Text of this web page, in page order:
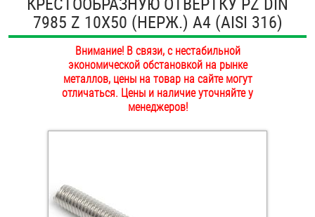
ОПЛАТА И ДОСТАВКА
НАШИ МАГАЗИНЫ
Втулки
Дюбели
Дюймовый крепёж
7985 Z 10Х50 (НЕРЖ.) A4 (AISI 316)
Внимание! В связи, с нестабильной
экономической обстановкой на рынке
металлов, цены на товар на сайте могут
отличаться. Цены и наличие уточняйте у
менеджеров!